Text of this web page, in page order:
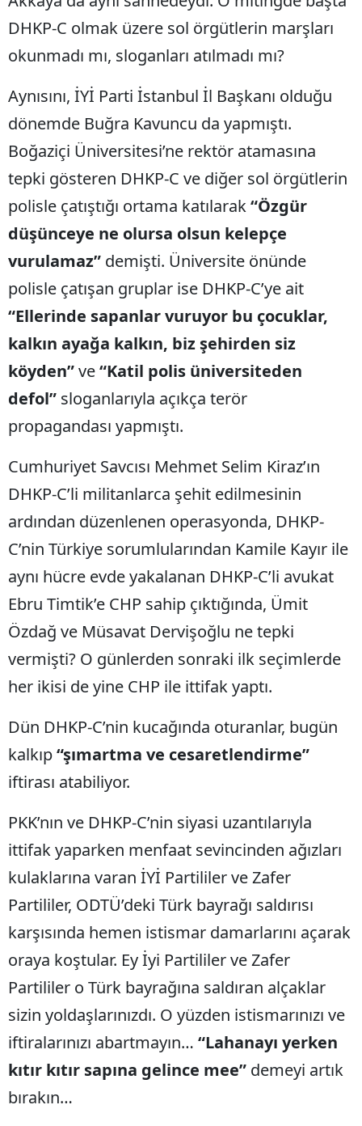
DHKP-C olmak üzere sol örgütlerin marşları
okunmadı mı, sloganları atılmadı mı?
Aynısını, İYİ Parti İstanbul İl Başkanı olduğu
dönemde Buğra Kavuncu da yapmıştı.
Boğaziçi Üniversitesi’ne rektör atamasına
tepki gösteren DHKP-C ve diğer sol örgütlerin
polisle çatıştığı ortama katılarak“Özgür
düşünceye ne olursa olsun kelepçe
vurulamaz” demişti. Üniversite önünde
polisle çatışan gruplar ise DHKP-C’ye ait
“Ellerinde sapanlar vuruyor bu çocuklar,
kalkın ayağa kalkın, biz şehirden siz
köyden”ve“Katil polis üniversiteden
defol” sloganlarıyla açıkça terör
propagandası yapmıştı.
Cumhuriyet Savcısı Mehmet Selim Kiraz’ın
DHKP-C’li militanlarca şehit edilmesinin
ardından düzenlenen operasyonda, DHKP-
C’nin Türkiye sorumlularından Kamile Kayır ile
aynı hücre evde yakalanan DHKP-C’li avukat
Ebru Timtik’e CHP sahip çıktığında, Ümit
Özdağ ve Müsavat Dervişoğlu ne tepki
vermişti? O günlerden sonraki ilk seçimlerde
her ikisi de yine CHP ile ittifak yaptı.
Dün DHKP-C’nin kucağında oturanlar, bugün
kalkıp“şımartma ve cesaretlendirme”
iftirası atabiliyor.
PKK’nın ve DHKP-C’nin siyasi uzantılarıyla
ittifak yaparken menfaat sevincinden ağızları
kulaklarına varan İYİ Partililer ve Zafer
Partililer, ODTÜ’deki Türk bayrağı saldırısı
karşısında hemen istismar damarlarını açarak
oraya koştular. Ey İyi Partililer ve Zafer
Partililer o Türk bayrağına saldıran alçaklar
sizin yoldaşlarınızdı. O yüzden istismarınızı ve
iftiralarınızı abartmayın… “Lahanayı yerken
kıtır kıtır sapına gelince mee” demeyi artık
bırakın…